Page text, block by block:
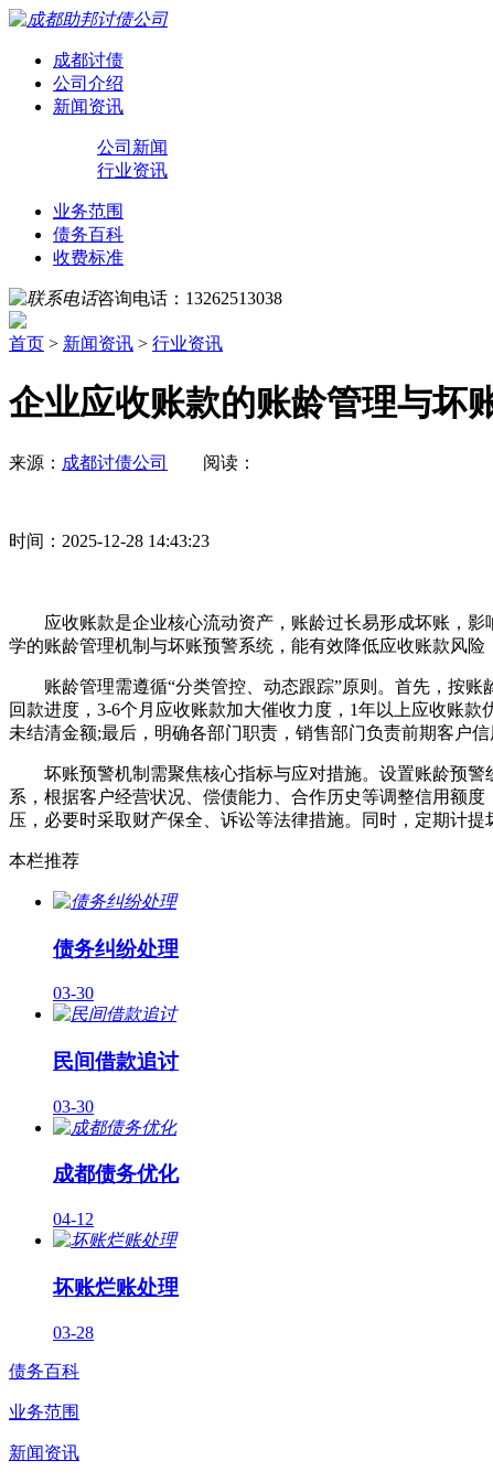
成都讨债
公司介绍
新闻资讯
公司新闻
行业资讯
业务范围
债务百科
收费标准
咨询电话： 13262513038
首页 > 新闻资讯 > 行业资讯
企业应收账款的账龄管理与坏
来源： 成都讨债公司 阅读：
时间：2025-12-28 14:43:23
应收账款是企业核心流动资产，账龄过长易形成坏账，影
学的账龄管理机制与坏账预警系统，能有效降低应收账款风险
账龄管理需遵循“分类管控、动态跟踪”原则。首先，按账
回款进度，3-6个月应收账款加大催收力度，1年以上应收账
未结清金额;最后，明确各部门职责，销售部门负责前期客户
坏账预警机制需聚焦核心指标与应对措施。设置账龄预警
系，根据客户经营状况、偿债能力、合作历史等调整信用额
压，必要时采取财产保全、诉讼等法律措施。同时，定期计
本栏推荐
债务纠纷处理
03-30
民间借款追讨
03-30
成都债务优化
04-12
坏账烂账处理
03-28
债务百科
业务范围
新闻资讯